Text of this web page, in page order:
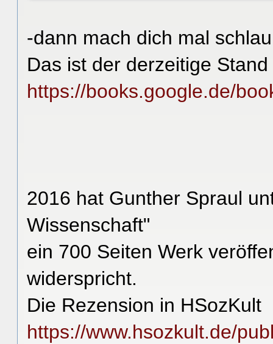
-dann mach dich mal
Das ist der derzeitige
https://books.google.de/
2016 hat Gunther Spraul
Wissenschaft"
ein 700 Seiten Werk
widerspricht.
Die Rezension in HSozKult
https://www.hsozkult.de/